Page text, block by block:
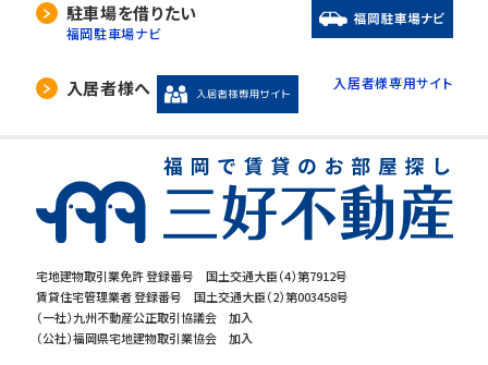
宅地建物取引業免許 登録番号 国土交通大臣（4）第7912号
賃貸住宅管理業者 登録番号 国土交通大臣（2）第003458号
（一社）九州不動産公正取引協議会 加入
（公社）福岡県宅地建物取引業協会 加入
駐車場を借りたい
福岡駐車場ナビ
入居者様へ 入居者様専用サイト